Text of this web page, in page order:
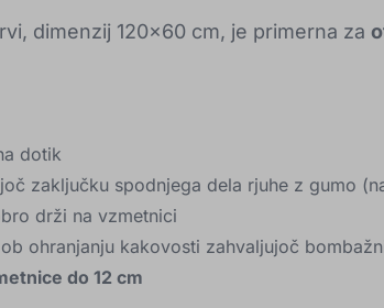
dimenzij 120x60 cm, je primerna za
dotik
zaključku spodnjega dela rjuhe z gumo
drži na vzmetnici
ob ohranjanju kakovosti zahvaljujoč
do 12 cm